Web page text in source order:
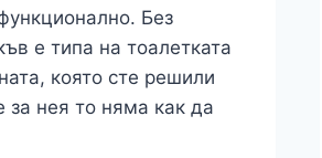
Без
е типа на тоалетката
която сте решили
за нея то няма как да